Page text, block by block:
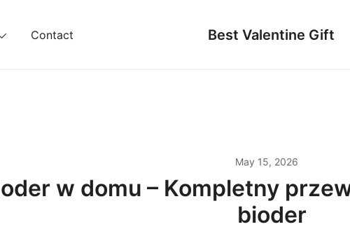
Contact Best Valentine Gift
May 15, 2026
w domu – Kompletny
bioder